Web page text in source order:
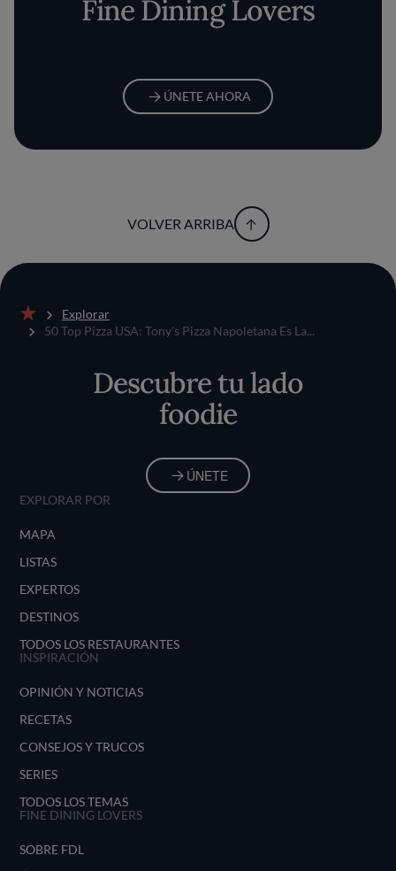
Fine Dining Lovers
ÚNETE AHORA
VOLVER ARRIBA
Inicio
Explorar
50 Top Pizza USA: Tony's Pizza Napoletana Es La...
Descubre tu lado
foodie
ÚNETE
EXPLORAR POR
MAPA
LISTAS
EXPERTOS
DESTINOS
TODOS LOS RESTAURANTES
INSPIRACIÓN
OPINIÓN Y NOTICIAS
RECETAS
CONSEJOS Y TRUCOS
SERIES
TODOS LOS TEMAS
FINE DINING LOVERS
SOBRE FDL